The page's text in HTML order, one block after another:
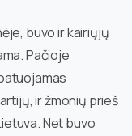
buvo ir kairiųjų
Pačioje
ir žmonių prieš
Net buvo